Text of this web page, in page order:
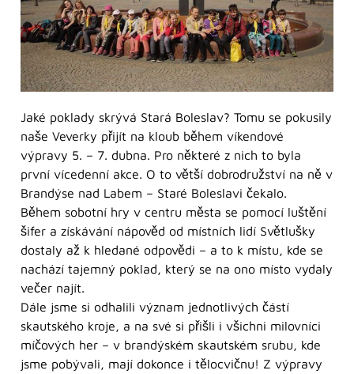
Jaké poklady skrývá Stará Boleslav? Tomu se pokusily
naše Veverky přijít na kloub během víkendové
výpravy 5. – 7. dubna. Pro některé z nich to byla
první vícedenní akce. O to větší dobrodružství na ně v
Brandýse nad Labem – Staré Boleslavi čekalo.
Během sobotní hry v centru města se pomocí luštění
šifer a získávání nápověd od místních lidí Světlušky
dostaly až k hledané odpovědi – a to k místu, kde se
nachází tajemný poklad, který se na ono místo vydaly
večer najít.
Dále jsme si odhalili význam jednotlivých částí
skautského kroje, a na své si přišli i všichni milovníci
míčových her – v brandýském skautském srubu, kde
jsme pobývali, mají dokonce i tělocvičnu! Z výpravy